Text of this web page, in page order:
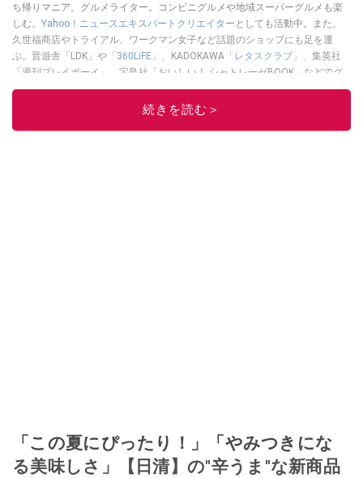
ち帰りマニア。グルメライター。コンビニグルメや地域スーパーグルメも楽
しむ。 Yahoo！ニュースエキスパートクリエイター としても活動中。また、
久世福商店やトライアル、ワークマン女子など話題のショップにも足を運
ぶ。晋遊舎「LDK」や 「360LiFE」 、KADOKAWA 「レタスクラブ」
、集英社
「週刊プレイボーイ」、宝島社「おいしい！ シャトレーゼBOOK」などでグ
ルメライター、食の専門家として出演実績あり。
このイチオシストの他の記事を読む
続きを読む＞
「この夏にぴったり！」「やみつきにな
る美味しさ」【日清】の"辛うま"な新商品